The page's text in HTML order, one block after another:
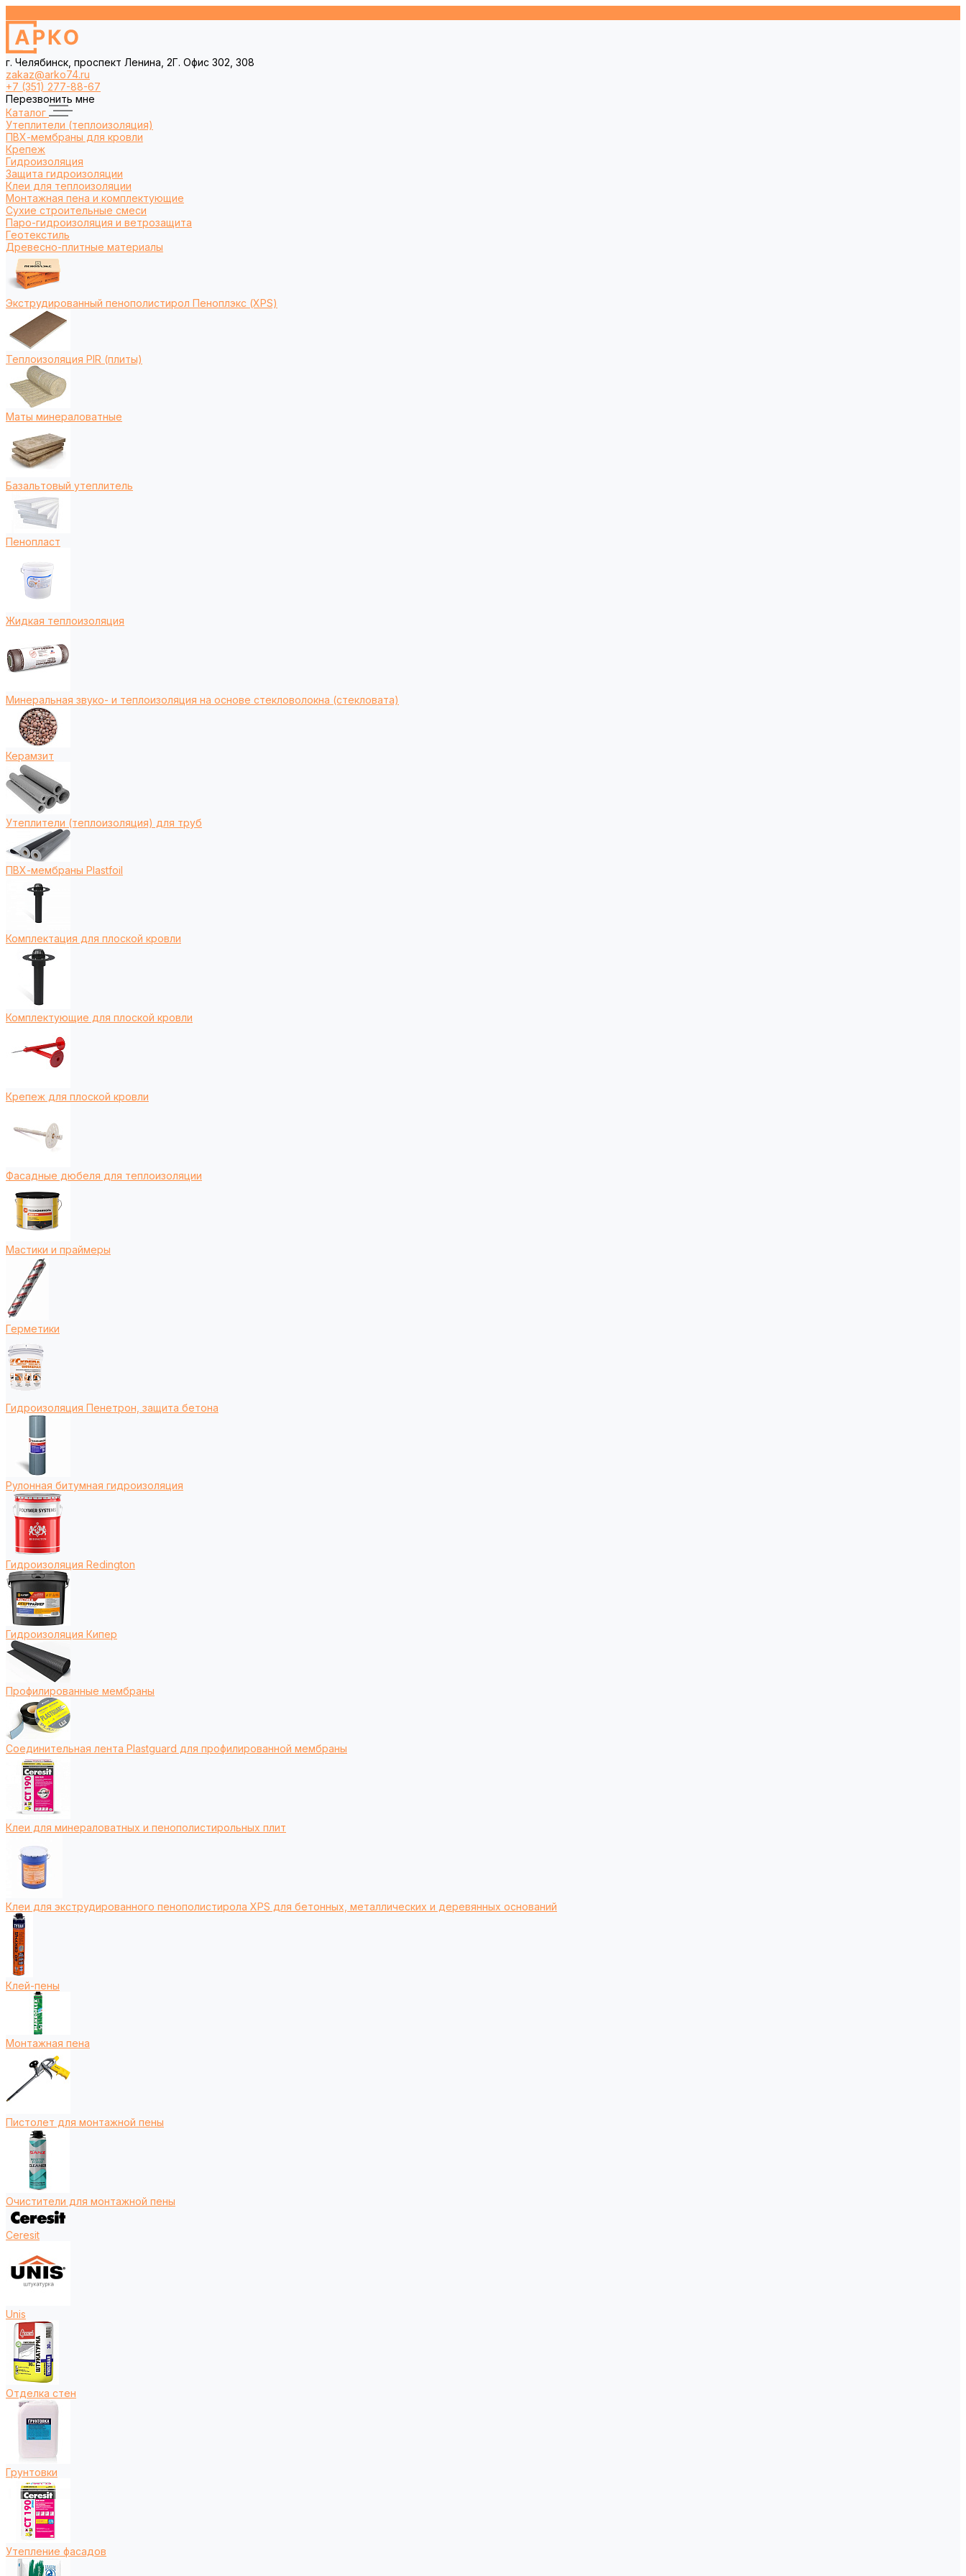
г. Челябинск, проспект Ленина, 2Г. Офис 302, 308
zakaz@arko74.ru
+7 (351) 277-88-67
Перезвонить мне
Каталог
Утеплители (теплоизоляция)
ПВХ-мембраны для кровли
Крепеж
Гидроизоляция
Защита гидроизоляции
Клеи для теплоизоляции
Монтажная пена и комплектующие
Сухие строительные смеси
Паро-гидроизоляция и ветрозащита
Геотекстиль
Древесно-плитные материалы
Экструдированный пенополистирол Пеноплэкс (XPS)
Теплоизоляция PIR (плиты)
Маты минераловатные
Базальтовый утеплитель
Пенопласт
Жидкая теплоизоляция
Минеральная звуко- и теплоизоляция на основе стекловолокна (стекловата)
Керамзит
Утеплители (теплоизоляция) для труб
ПВХ-мембраны Plastfoil
Комплектация для плоской кровли
Комплектующие для плоской кровли
Крепеж для плоской кровли
Фасадные дюбеля для теплоизоляции
Мастики и праймеры
Герметики
Гидроизоляция Пенетрон, защита бетона
Рулонная битумная гидроизоляция
Гидроизоляция Redington
Гидроизоляция Кипер
Профилированные мембраны
Соединительная лента Plastguard для профилированной мембраны
Клеи для минераловатных и пенополистирольных плит
Клеи для экструдированного пенополистирола XPS для бетонных, металлических и деревянных оснований
Клей-пены
Монтажная пена
Пистолет для монтажной пены
Очистители для монтажной пены
Ceresit
Unis
Отделка стен
Грунтовки
Утепление фасадов